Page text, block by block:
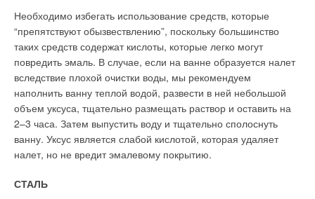
Необходимо избегать использование средств, которые
“препятствуют обызвествлению”, поскольку большинство
таких средств содержат кислоты, которые легко могут
повредить эмаль. В случае, если на ванне образуется налет
вследствие плохой очистки воды, мы рекомендуем
наполнить ванну теплой водой, развести в ней небольшой
объем уксуса, тщательно размещать раствор и оставить на
2–3 часа. Затем выпустить воду и тщательно сполоснуть
ванну. Уксус является слабой кислотой, которая удаляет
налет, но не вредит эмалевому покрытию.
СТАЛЬ
представляют собой емкость с водяным теплообменником, в
который подается вода от одного из контуров отопительного
котла. Проходя через теплообменник, она отдает тепло
воде, находящейся в емкости. Так происходит нагрев.
В данном случае это может быть как настенный, так и
напольный газовый или любой другой котел. Пользование
горячей водой сходно с газовым накопительным
водонагревателем прямого нагрева. Отличием и
недостатком такой системы по отношению к газовым
приготовления воды в летний период требуется постоянная
стоимость вырабатываемой теплоты. Но при выборе для
теплоснабжения высокоэффективного котла с надежной
дизельной горелкой и многофункциональной автоматикой
расходы можно свести к минимуму.
Как и для газового теплогенератора, многое зависит от
грамотной наладки работы горелки и автоматики котла и
профессионализма организации, осуществляющей его
техническое обслуживание. Как правило, конструкция
подобного котла универсальна и переход на использование
выносной дизельной горелки на газовую с последующей ее